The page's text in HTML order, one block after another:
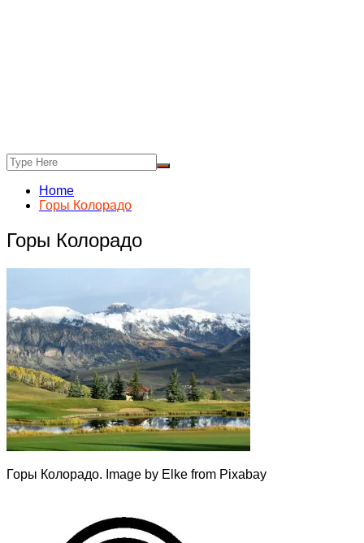
Home
Горы Колорадо
Горы Колорадо
Горы Колорадо. Image by Elke from Pixabay